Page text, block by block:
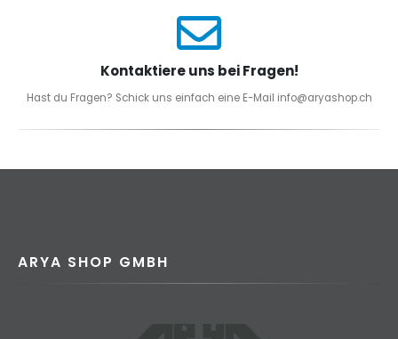
Kontaktiere uns bei Fragen!
Hast du Fragen? Schick uns einfach eine E-Mail info@aryashop.ch
ARYA SHOP GMBH